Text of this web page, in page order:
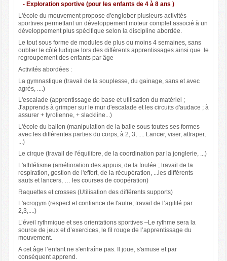
- Exploration sportive (pour les enfants de 4 à 8 ans )
L'école du mouvement propose d'englober plusieurs activités
sportives permettant un développement moteur complet associé à un
développement plus spécifique selon la discipline abordée.
Le tout sous forme de modules de plus ou moins 4 semaines, sans
oublier le côté ludique lors des différents apprentissages ainsi que le
regroupement des enfants par âge
Activités abordées :
La gymnastique (travail de la souplesse, du gainage, sans et avec
agrès, ....)
L'escalade (apprentissage de base et utilisation du matériel ;
J'apprends à grimper sur le mur d'escalade et les circuits d'audace ; à
assurer + tyrolienne, + slackline...)
L'école du ballon (manipulation de la balle sous toutes ses formes
avec les différentes parties du corps, à 2, 3, .... Lancer, viser, attraper,
...)
Le cirque (travail de l'équilibre, de la coordination par la jonglerie, ...)
L'athlétisme (amélioration des appuis, de la foulée ; travail de la
respiration, gestion de l'effort, de la récupération, ...les différents
sauts et lancers, … les courses de coopération)
Raquettes et crosses (Utilisation des différents supports)
L'acrogym (respect et confiance de l'autre; travail de l’agilité par
2,3,....)
L’éveil rythmique et ses orientations sportives –Le rythme sera la
source de jeux et d’exercices, le fil rouge de l’apprentissage du
mouvement.
A cet âge l’enfant ne s'entraîne pas. Il joue, s'amuse et par
conséquent apprend.